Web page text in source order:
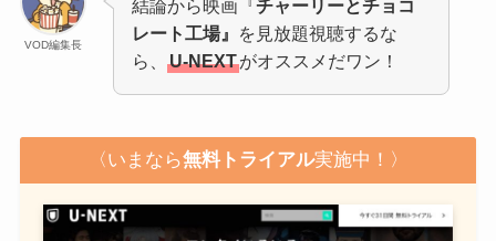
VOD編集長
結論から映画『チャーリーとチョコ
レート工場』
を見放題視聴するな
ら、U-NEXTがオススメだワン！
〈いまなら無料トライアル実施中！〉